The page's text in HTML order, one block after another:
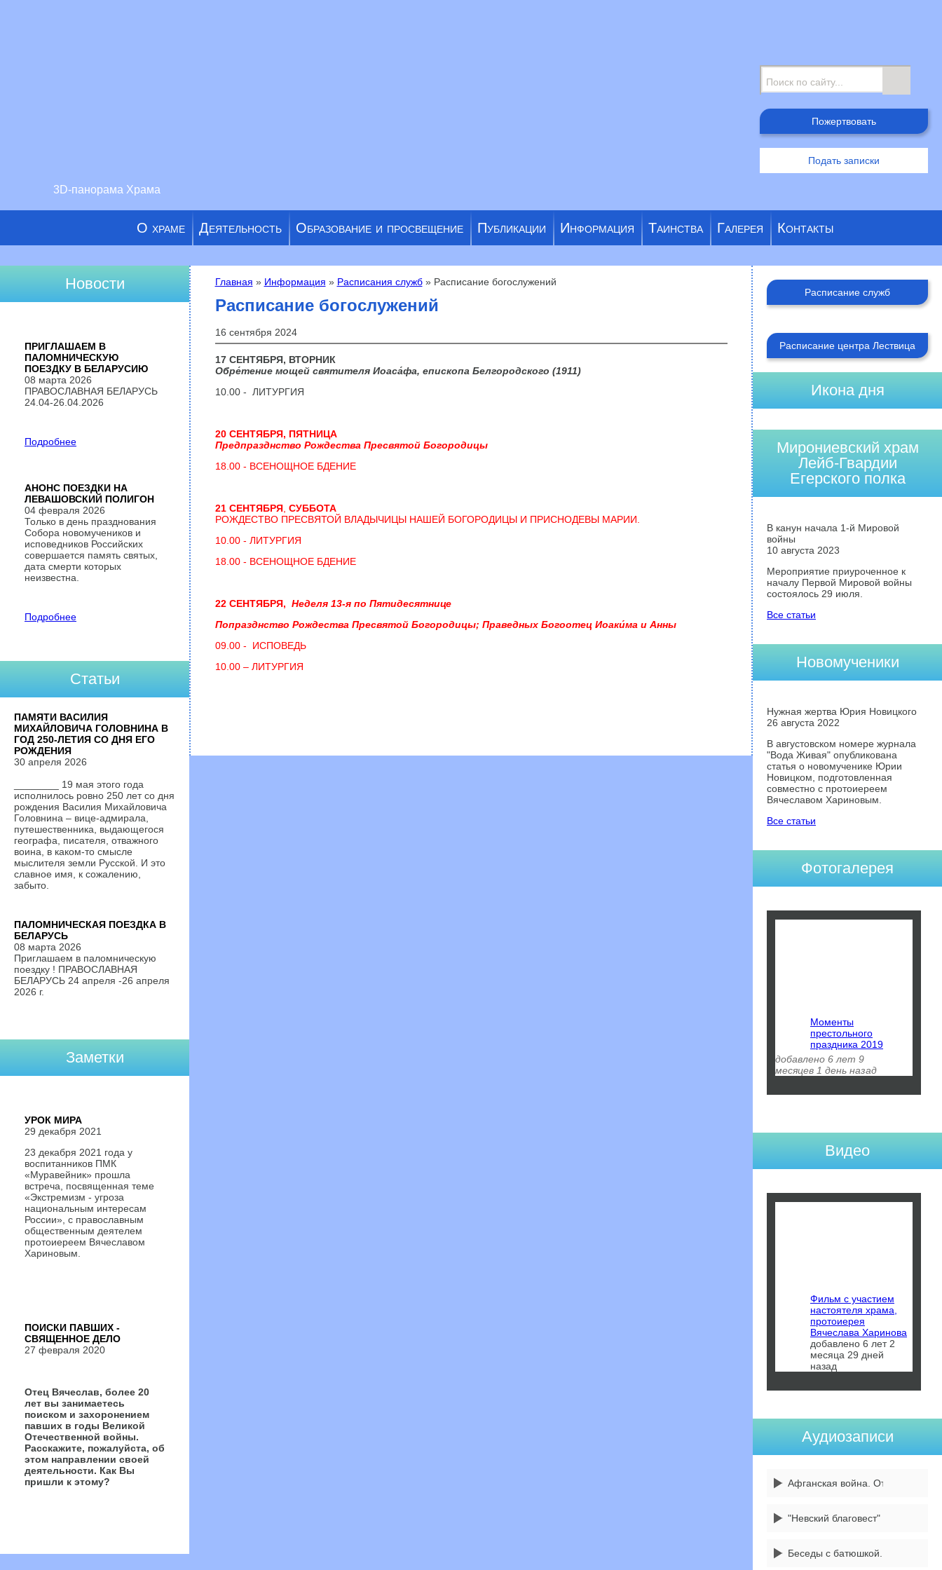
3D-панорама Храма
Пожертвовать
Подать записки
О храме Деятельность Образование и просвещение Публикации Информация Таинства Галерея Контакты
Вы здесь
Главная » Информация » Расписания служб» Расписание богослужений
Расписание богослужений
16 сентября 2024
17 СЕНТЯБРЯ, ВТОРНИК
Обре́тение мощей святителя Иоаса́фа, епископа Белгородского (1911)
10.00 - ЛИТУРГИЯ
20 СЕНТЯБРЯ, ПЯТНИЦА
Предпразднство Рождества Пресвятой Богородицы
18.00 - ВСЕНОЩНОЕ БДЕНИЕ
21 СЕНТЯБРЯ, СУББОТА
РОЖДЕСТВО ПРЕСВЯТОЙ ВЛАДЫЧИЦЫ НАШЕЙ БОГОРОДИЦЫ И ПРИСНОДЕВЫ МАРИИ.
10.00 - ЛИТУРГИЯ
18.00 - ВСЕНОЩНОЕ БДЕНИЕ
22 СЕНТЯБРЯ, Неделя 13-я по Пятидесятнице
Попразднство Рождества Пресвятой Богородицы; Праведных Богоотец Иоаки́ма и Анны
09.00 - ИСПОВЕДЬ
10.00 – ЛИТУРГИЯ
Новости
ПРИГЛАШАЕМ В
ПАЛОМНИЧЕСКУЮ
ПОЕЗДКУ В БЕЛАРУСИЮ
08 марта 2026
ПРАВОСЛАВНАЯ БЕЛАРУСЬ
24.04-26.04.2026
Подробнее
АНОНС ПОЕЗДКИ НА
ЛЕВАШОВСКИЙ ПОЛИГОН
04 февраля 2026
Только в день празднования
Собора новомучеников и
исповедников Российских
совершается память святых,
дата смерти которых
неизвестна.
Подробнее
Статьи
ПАМЯТИ ВАСИЛИЯ
МИХАЙЛОВИЧА ГОЛОВНИНА В
ГОД 250-ЛЕТИЯ СО ДНЯ ЕГО
РОЖДЕНИЯ
30 апреля 2026
________ 19 мая этого года
исполнилось ровно 250 лет со дня
рождения Василия Михайловича
Головнина – вице-адмирала,
путешественника, выдающегося
географа, писателя, отважного
воина, в каком-то смысле
мыслителя земли Русской. И это
славное имя, к сожалению,
забыто.
ПАЛОМНИЧЕСКАЯ ПОЕЗДКА В
БЕЛАРУСЬ
08 марта 2026
Приглашаем в паломническую
поездку ! ПРАВОСЛАВНАЯ
БЕЛАРУСЬ 24 апреля -26 апреля
2026 г.
Заметки
УРОК МИРА
29 декабря 2021
23 декабря 2021 года у
воспитанников ПМК
«Муравейник» прошла
встреча, посвященная теме
«Экстремизм - угроза
национальным интересам
России», с православным
общественным деятелем
протоиереем Вячеславом
Хариновым.
ПОИСКИ ПАВШИХ -
СВЯЩЕННОЕ ДЕЛО
27 февраля 2020
Отец Вячеслав, более 20
лет вы занимаетесь
поиском и захоронением
павших в годы Великой
Отечественной войны.
Расскажите, пожалуйста, об
этом направлении своей
деятельности. Как Вы
пришли к этому?
Расписание служб
Расписание центра Лествица
Икона дня
Мирониевский храм
Лейб-Гвардии
Егерского полка
В канун начала 1-й Мировой
войны
10 августа 2023
Мероприятие приуроченное к
началу Первой Мировой войны
состоялось 29 июля.
Все статьи
Новомученики
Нужная жертва Юрия Новицкого
26 августа 2022
В августовском номере журнала
"Вода Живая" опубликована
статья о новомученике Юрии
Новицком, подготовленная
совместно с протоиереем
Вячеславом Хариновым.
Все статьи
Фотогалерея
Моменты
престольного
праздника 2019
добавлено 6 лет 9
месяцев 1 день назад
Видео
Фильм с участием
настоятеля храма,
протоиерея
Вячеслава Харинова
добавлено 6 лет 2
месяца 29 дней
назад
Аудиозаписи
Афганская война. От 14
"Невский благовест" 3
Беседы с батюшкой. 1 сентября